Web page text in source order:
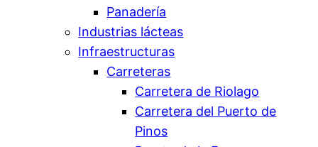
Panadería
Industrias lácteas
Infraestructuras
Carreteras
Carretera de Riolago
Carretera del Puerto de
Pinos